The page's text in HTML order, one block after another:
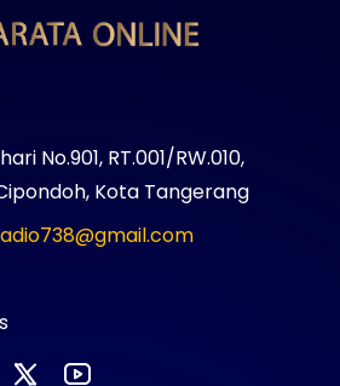
No.901, RT.001/RW.010,
Kota Tangerang